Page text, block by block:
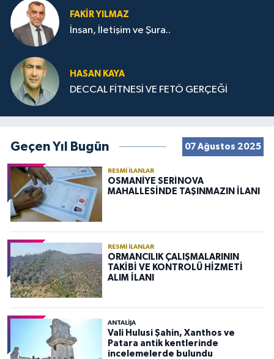
FAKIR YILMAZ
İnsan, İletişim ve Şura..
HASAN KAYA
DECCAL FİTNESİ VE FETÖ GERÇEĞİ
Geçen Yıl Bugün 07 Ağustos 2025
RESMI İLANLAR
OSMANİYE SERİNOVA
MAHALLESİNDE TAŞINMAZIN İLANI
RESMI İLANLAR
ORMANCILIK ÇALIŞMALARININ
TAKİBİ VE KONTROLÜ HİZMETİ
ALIM İLANI
ANTALIJA
Vali Hulusi Şahin, Xanthos ve
Patara antik kentlerinde
incelemelerde bulundu